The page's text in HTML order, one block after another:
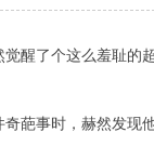
醒了个这么羞耻的
葩事时，赫然发现